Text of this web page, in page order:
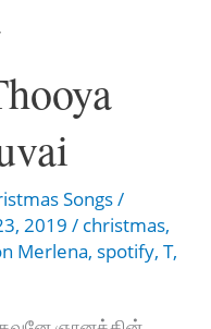
Songs/
2019/ christmas,
Merlena, spotify,T,